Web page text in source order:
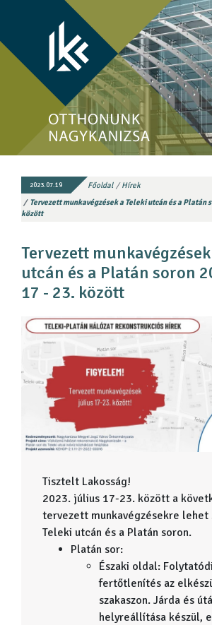
2023.07.19 Főoldal
Hírek
Tervezett munkavégzések a Teleki utcán és a Platán
között
Tervezett
utcán és a Platán soron
17 - 23. között
Tisztelt Lakosság!
2023. július 17-23. között a
tervezett munkavégzésekre lehet
Teleki utcán és a Platán soron.
Platán sor:
Északi oldal:
fertőtlenítés az
szakaszon. Járda és
helyreállítása készül,